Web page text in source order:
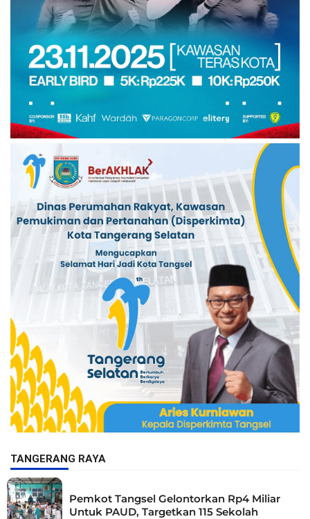
TANGERANG RAYA
Pemkot Tangsel Gelontorkan Rp4 Miliar
Untuk PAUD, Targetkan 115 Sekolah